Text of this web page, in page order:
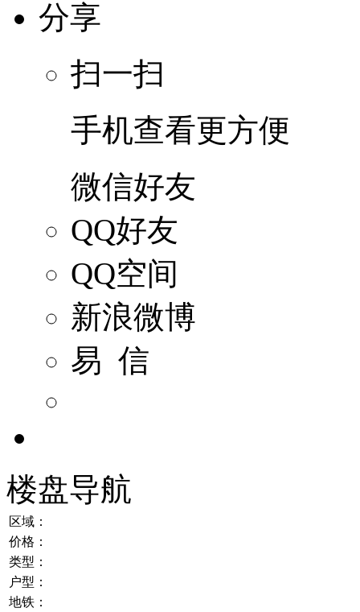
分享
扫一扫
手机查看更方便
微信好友
QQ好友
QQ空间
新浪微博
易 信
楼盘导航
区域：
价格：
类型：
户型：
地铁：